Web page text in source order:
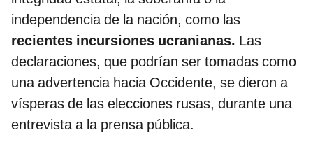
independencia de la nación, como las
recientes incursiones ucranianas. Las
declaraciones, que podrían ser tomadas como
una advertencia hacia Occidente, se dieron a
vísperas de las elecciones rusas, durante una
entrevista a la prensa pública.